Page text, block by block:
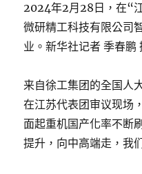
2024年2月28日，在“
微研精工科技有限公司
业。新华社记者 季春鹏
来自徐工集团的全国人
在江苏代表团审议现场
面起重机国产化率不断
提升，向中高端走，我